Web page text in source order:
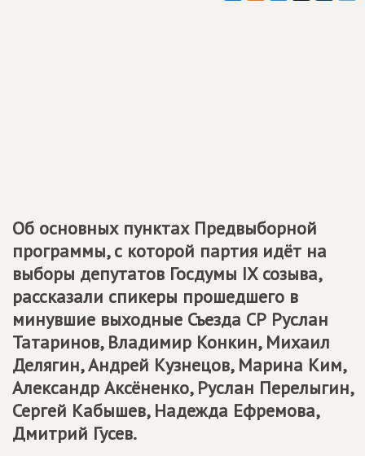
Об основных пунктах Предвыборной
программы, с которой партия идёт на
выборы депутатов Госдумы IX созыва,
рассказали спикеры прошедшего в
минувшие выходные Съезда СР Руслан
Татаринов, Владимир Конкин, Михаил
Делягин, Андрей Кузнецов, Марина Ким,
Александр Аксёненко, Руслан Перелыгин,
Сергей Кабышев, Надежда Ефремова,
Дмитрий Гусев.